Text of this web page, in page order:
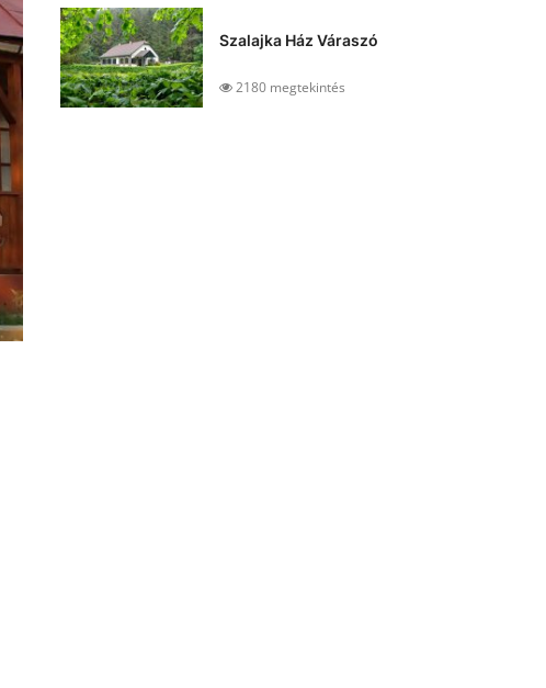
Szalajka Ház Váraszó
2180 megtekintés